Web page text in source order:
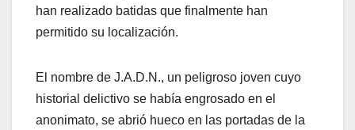
han realizado batidas que finalmente han
permitido su localización.
El nombre de J.A.D.N., un peligroso joven cuyo
historial delictivo se había engrosado en el
anonimato, se abrió hueco en las portadas de la